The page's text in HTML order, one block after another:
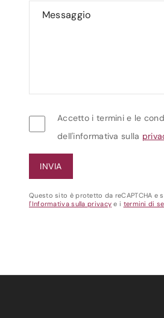
Accetto i termini e le
dell'informativa sulla
Questo sito è protetto da reCAPTCHA e
l'Informativa sulla privacy e i termini di